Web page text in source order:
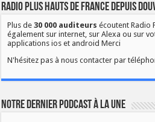
Radio Plus Hauts de France depuis
Plus de30 000 auditeurs écoutent Radio
également sur internet, sur Alexa ou sur
applications ios et android Merci
N'hésitez pas à nous contacter par
Notre dernier podcast à la une